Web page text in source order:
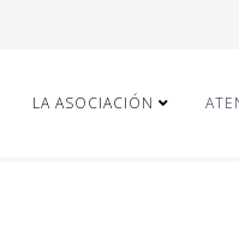
LA ASOCIACIÓN